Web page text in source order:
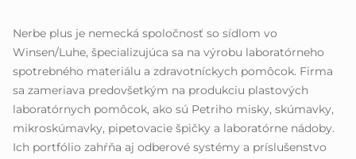
Nerbe plus je nemecká spoločnosť so sídlom vo
Winsen/Luhe, špecializujúca sa na výrobu laboratórneho
spotrebného materiálu a zdravotníckych pomôcok. Firma
sa zameriava predovšetkým na produkciu plastových
laboratórnych pomôcok, ako sú Petriho misky, skúmavky,
mikroskúmavky, pipetovacie špičky a laboratórne nádoby.
Ich portfólio zahŕňa aj odberové systémy a príslušenstvo